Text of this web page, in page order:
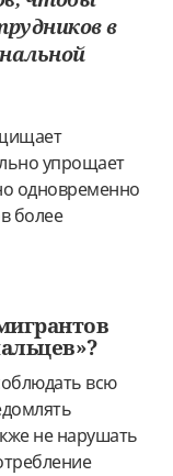
в
упрощает
одновременно
более
всю
не нарушать